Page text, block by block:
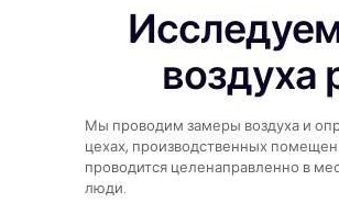
воздуха
Мы проводим замеры воздуха и
цехах, производственных
проводится целенаправленно в
люди.